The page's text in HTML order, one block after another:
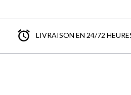
LIVRAISON EN 24/72